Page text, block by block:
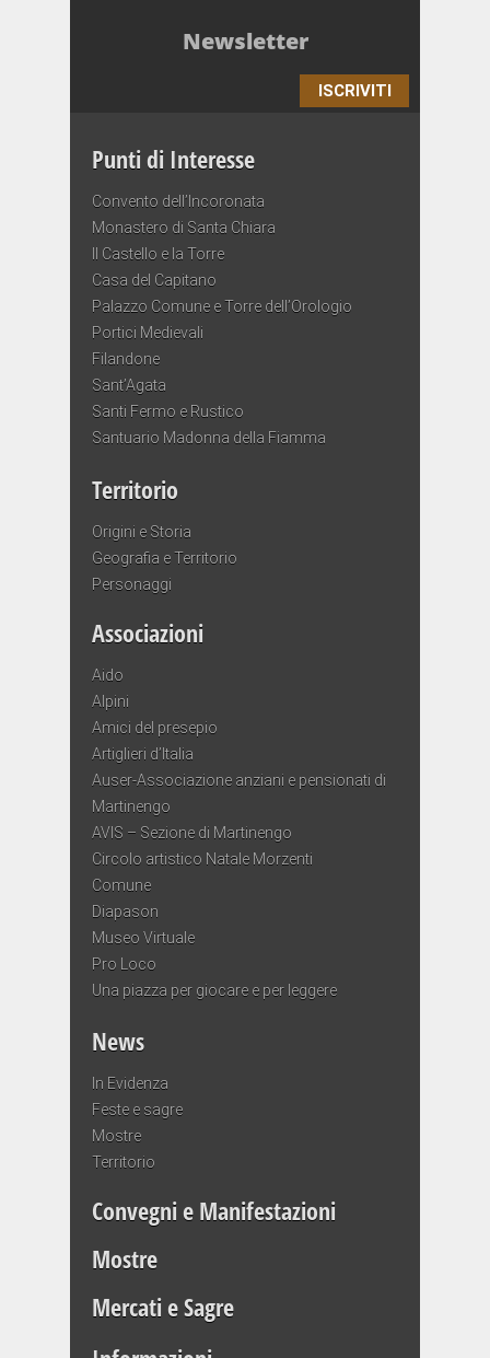
Newsletter
ISCRIVITI
Punti di Interesse
Convento dell’Incoronata
Monastero di Santa Chiara
Il Castello e la Torre
Casa del Capitano
Palazzo Comune e Torre dell’Orologio
Portici Medievali
Filandone
Sant’Agata
Santi Fermo e Rustico
Santuario Madonna della Fiamma
Territorio
Origini e Storia
Geografia e Territorio
Personaggi
Associazioni
Aido
Alpini
Amici del presepio
Artiglieri d’Italia
Auser-Associazione anziani e pensionati di
Martinengo
AVIS – Sezione di Martinengo
Circolo artistico Natale Morzenti
Comune
Diapason
Museo Virtuale
Pro Loco
Una piazza per giocare e per leggere
News
In Evidenza
Feste e sagre
Mostre
Territorio
Convegni e Manifestazioni
Mostre
Mercati e Sagre